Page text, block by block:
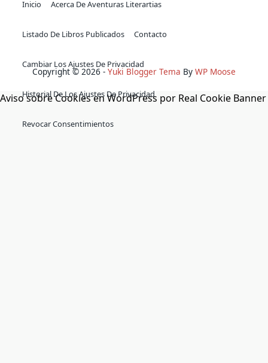
Inicio Acerca De Aventuras Literartias
Listado De Libros Publicados Contacto
Cambiar Los Ajustes De Privacidad
Historial De Los Ajustes De Privacidad
Revocar Consentimientos
Copyright © 2026 - Yuki Blogger Tema By WP Moose
Aviso sobre Cookies en WordPress por Real Cookie Banner